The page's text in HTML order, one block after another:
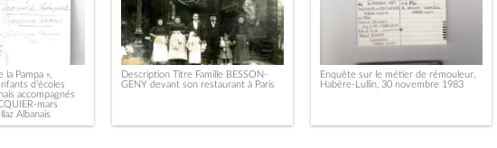
la Pampa »,
d’écoles
accompagnés
mars
Albanais
Description Titre Famille BESSON-
GENY devant son restaurant à Paris
Enquête sur le métier de rémouleur,
Habère-Lullin, 30 novembre 1983